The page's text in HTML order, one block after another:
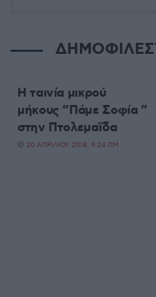
Η ταινία μικρού
μήκους “Πάμε Σοφία ”
στην Πτολεμαΐδα
20 ΑΠΡΙΛΊΟΥ 2018, 9:24 ΠΜ